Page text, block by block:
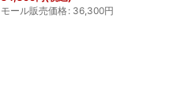
モール販売価格: 36,300円